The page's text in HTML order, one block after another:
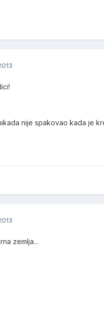
nije spakovao kada je
zemlja...